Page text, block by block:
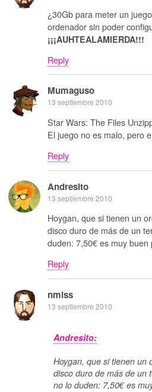
¿30Gb para meter un
ordenador sin poder
¡¡¡AUHTEALAMIERDA!!!
Reply
Mumaguso
13 septiembre 2010
Star Wars: The Files
El juego no es malo, pero
Reply
Andresito
13 septiembre 2010
Hoygan, que si tienen un
disco duro de más de un
duden: 7,50€ es muy buen
Reply
nmlss
13 septiembre 2010
Andresito:
Hoygan, que si tienen un
disco duro de más de un
no lo duden: 7,50€ es